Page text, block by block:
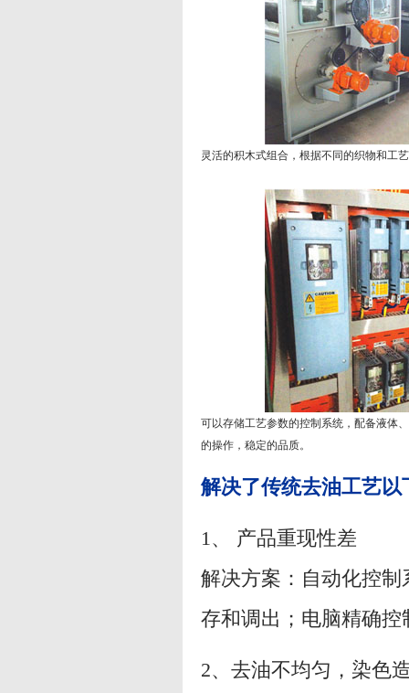
灵活的积木式组合，根据不同的织物和工
可以存储工艺参数的控制系统，配备液体
的操作，稳定的品质。
解决了传统去油工艺以
1、 产品重现性差
解决方案：自动化控
存和调出；电脑精确
2、去油不均匀，染色